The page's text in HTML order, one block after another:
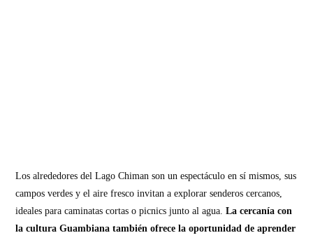
Los alrededores del Lago Chiman son un espectáculo en sí mismos, sus
campos verdes y el aire fresco invitan a explorar senderos cercanos,
ideales para caminatas cortas o picnics junto al agua. La cercanía con
la cultura Guambiana también ofrece la oportunidad de aprender